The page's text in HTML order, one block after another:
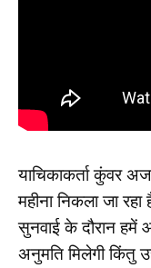
याचिकाकर्ता कुंवर
महीना निकला जा
सुनवाई के दौरान हमें
अनुमति मिलेगी किंतु